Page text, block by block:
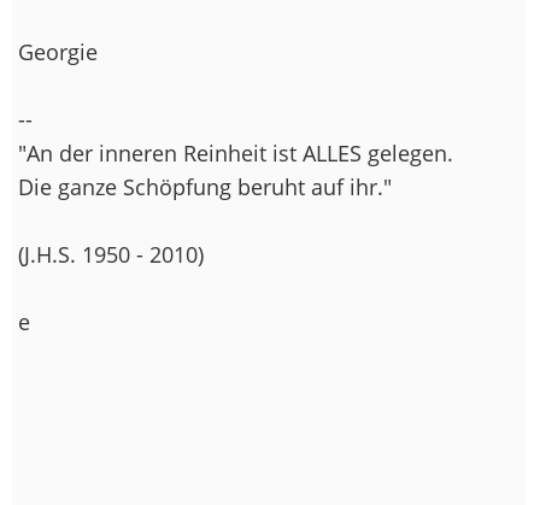
Georgie
--
"An der inneren Reinheit ist ALLES gelegen.
Die ganze Schöpfung beruht auf ihr."
(J.H.S. 1950 - 2010)
e